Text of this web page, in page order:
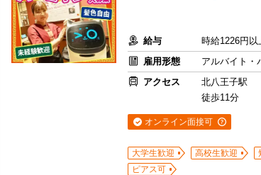
給与
時給1226円
雇用形態
アルバイト・
アクセス
北八王子駅
徒歩11分
オンライン面接可
大学生歓迎 高校生歓迎
ピアス可